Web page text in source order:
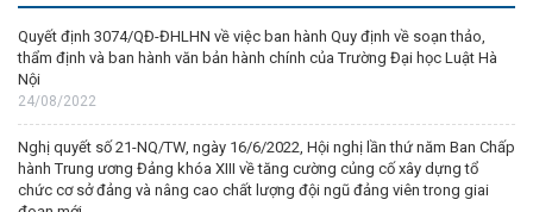
Quyết định 3074/QĐ-ĐHLHN về việc ban hành Quy định về soạn thảo,
thẩm định và ban hành văn bản hành chính của Trường Đại học Luật Hà
Nội
24/08/2022
Nghị quyết số 21-NQ/TW, ngày 16/6/2022, Hội nghị lần thứ năm Ban Chấp
hành Trung ương Đảng khóa XIII về tăng cường củng cố xây dựng tổ
chức cơ sở đảng và nâng cao chất lượng đội ngũ đảng viên trong giai